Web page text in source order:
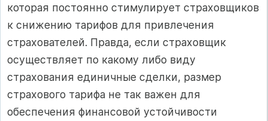
которая постоянно стимулирует страховщиков
к снижению тарифов для привлечения
страхователей. Правда, если страховщик
осуществляет по какому либо виду
страхования единичные сделки, размер
страхового тарифа не так важен для
обеспечения финансовой устойчивости